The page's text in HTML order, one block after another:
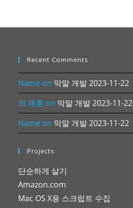
Recent Comments
Name on 막말 개발 2023-11-22
최 재훈 on 막말 개발 2023-11-22
Name on 막말 개발 2023-11-22
Projects
단순하게 살기
Amazon.com
Mac OS X용 스크립트 수집